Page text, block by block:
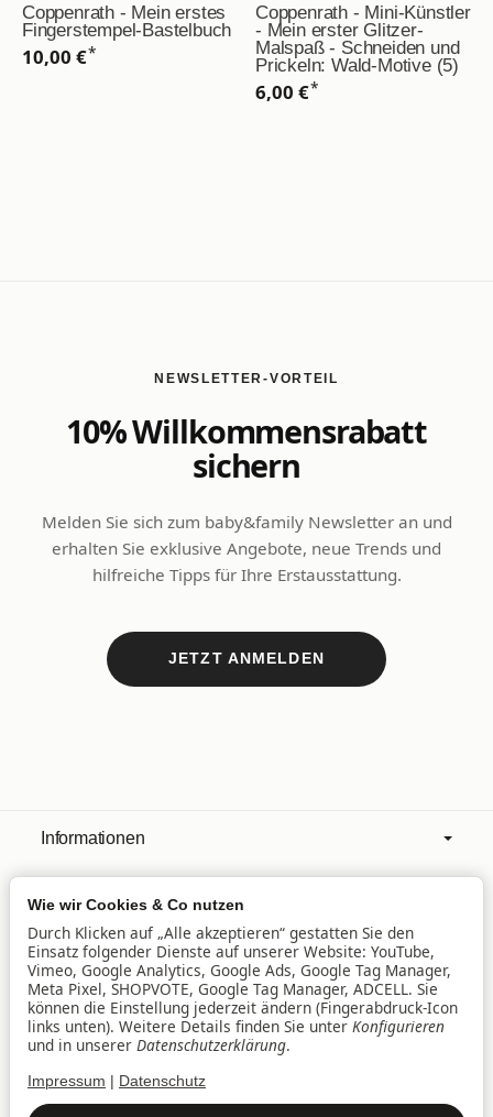
Coppenrath - Mein erstes
Fingerstempel-Bastelbuch
10,00 €*
Coppenrath - Mini-Künstler
- Mein erster Glitzer-
Malspaß - Schneiden und
Prickeln: Wald-Motive (5)
6,00 €*
NEWSLETTER-VORTEIL
10% Willkommensrabatt
sichern
Melden Sie sich zum baby&family Newsletter an und
erhalten Sie exklusive Angebote, neue Trends und
hilfreiche Tipps für Ihre Erstausstattung.
JETZT ANMELDEN
Informationen
Mehr über
Filialen
Lieferservice
Wie wir Cookies & Co nutzen
Durch Klicken auf „Alle akzeptieren“ gestatten Sie den
Einsatz folgender Dienste auf unserer Website: YouTube,
Vimeo, Google Analytics, Google Ads, Google Tag Manager,
Meta Pixel, SHOPVOTE, Google Tag Manager, ADCELL. Sie
können die Einstellung jederzeit ändern (Fingerabdruck-Icon
links unten). Weitere Details finden Sie unter Konfigurieren
und in unserer Datenschutzerklärung.
Impressum Datenschutz